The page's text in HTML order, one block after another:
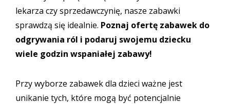
lekarza czy sprzedawczynię, nasze zabawki
sprawdzą się idealnie. Poznaj ofertę zabawek do
odgrywania ról i podaruj swojemu dziecku
wiele godzin wspaniałej zabawy!
Przy wyborze zabawek dla dzieci ważne jest
unikanie tych, które mogą być potencjalnie